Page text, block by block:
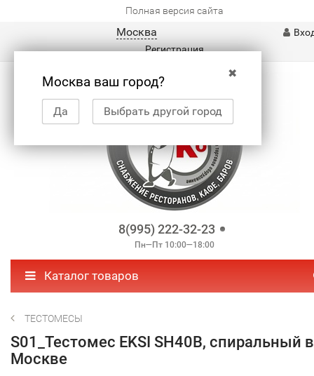
Полная версия сайта
Москва
✖
Москва ваш город?
Да Выбрать другой город
Регистрация
8(995) 222-32-23
Пн—Пт 10:00—18:00
Каталог товаров
ТЕСТОМЕСЫ
S01_Тестомес EKSI SH40B, спиральный в
Москве